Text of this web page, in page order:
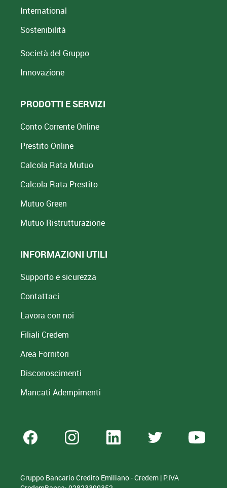
International
Sostenibilità
Società del Gruppo
Innovazione
PRODOTTI E SERVIZI
Conto Corrente Online
Prestito Online
Calcola Rata Mutuo
Calcola Rata Prestito
Mutuo Green
Mutuo Ristrutturazione
INFORMAZIONI UTILI
Supporto e sicurezza
Contattaci
Lavora con noi
Filiali Credem
Area Fornitori
Disconoscimenti
Mancati Adempimenti
Gruppo Bancario Credito Emiliano - Credem | P.IVA